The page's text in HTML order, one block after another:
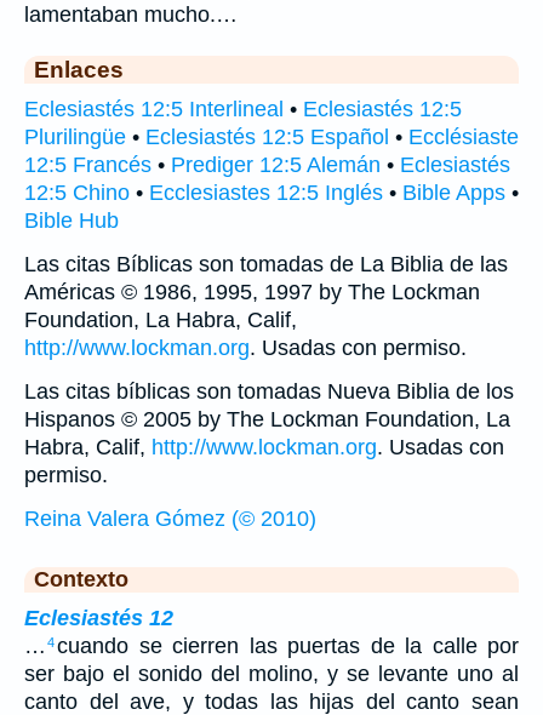
lamentaban mucho.…
Enlaces
Eclesiastés 12:5 Interlineal • Eclesiastés 12:5
Plurilingüe • Eclesiastés 12:5 Español • Ecclésiaste
12:5 Francés • Prediger 12:5 Alemán • Eclesiastés
12:5 Chino • Ecclesiastes 12:5 Inglés • Bible Apps •
Bible Hub
Las citas Bíblicas son tomadas de La Biblia de las
Américas © 1986, 1995, 1997 by The Lockman
Foundation, La Habra, Calif,
http://www.lockman.org. Usadas con permiso.
Las citas bíblicas son tomadas Nueva Biblia de los
Hispanos © 2005 by The Lockman Foundation, La
Habra, Calif, http://www.lockman.org. Usadas con
permiso.
Reina Valera Gómez (© 2010)
Contexto
Eclesiastés 12
… 4cuando se cierren las puertas de la calle por
ser bajo el sonido del molino, y se levante uno al
canto del ave, y todas las hijas del canto sean